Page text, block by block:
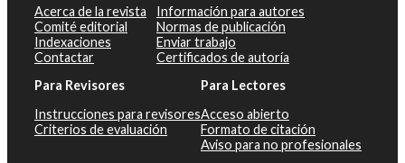
Acerca de la revista
Comité editorial
Indexaciones
Contactar
Información para autores
Normas de publicación
Enviar trabajo
Certificados de autoría
Para Revisores
Instrucciones para revisores
Criterios de evaluación
Para Lectores
Acceso abierto
Formato de citación
Aviso para no profesionales